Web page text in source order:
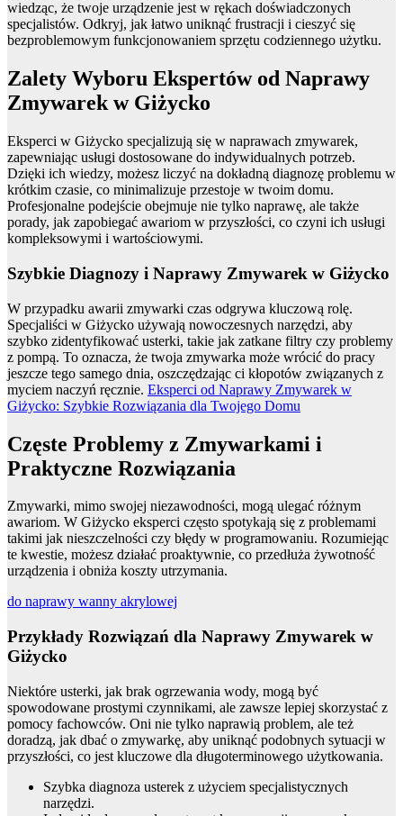
wiedząc, że twoje urządzenie jest w rękach doświadczonych
specjalistów. Odkryj, jak łatwo uniknąć frustracji i cieszyć się
bezproblemowym funkcjonowaniem sprzętu codziennego użytku.
Zalety Wyboru Ekspertów od Naprawy
Zmywarek w Giżycko
Eksperci w Giżycko specjalizują się w naprawach zmywarek,
zapewniając usługi dostosowane do indywidualnych potrzeb.
Dzięki ich wiedzy, możesz liczyć na dokładną diagnozę problemu w
krótkim czasie, co minimalizuje przestoje w twoim domu.
Profesjonalne podejście obejmuje nie tylko naprawę, ale także
porady, jak zapobiegać awariom w przyszłości, co czyni ich usługi
kompleksowymi i wartościowymi.
Szybkie Diagnozy i Naprawy Zmywarek w Giżycko
W przypadku awarii zmywarki czas odgrywa kluczową rolę.
Specjaliści w Giżycko używają nowoczesnych narzędzi, aby
szybko zidentyfikować usterki, takie jak zatkane filtry czy problemy
z pompą. To oznacza, że twoja zmywarka może wrócić do pracy
jeszcze tego samego dnia, oszczędzając ci kłopotów związanych z
myciem naczyń ręcznie. Eksperci od Naprawy Zmywarek w
Giżycko: Szybkie Rozwiązania dla Twojego Domu
Częste Problemy z Zmywarkami i
Praktyczne Rozwiązania
Zmywarki, mimo swojej niezawodności, mogą ulegać różnym
awariom. W Giżycko eksperci często spotykają się z problemami
takimi jak nieszczelności czy błędy w programowaniu. Rozumiejąc
te kwestie, możesz działać proaktywnie, co przedłuża żywotność
urządzenia i obniża koszty utrzymania.
do naprawy wanny akrylowej
Przykłady Rozwiązań dla Naprawy Zmywarek w
Giżycko
Niektóre usterki, jak brak ogrzewania wody, mogą być
spowodowane prostymi czynnikami, ale zawsze lepiej skorzystać z
pomocy fachowców. Oni nie tylko naprawią problem, ale też
doradzą, jak dbać o zmywarkę, aby uniknąć podobnych sytuacji w
przyszłości, co jest kluczowe dla długoterminowego użytkowania.
Szybka diagnoza usterek z użyciem specjalistycznych
narzędzi.